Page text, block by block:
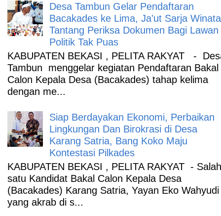
Desa Tambun Gelar Pendaftaran
Bacakades ke Lima, Ja'ut Sarja Winata
Tantang Periksa Dokumen Bagi Lawan
Politik Tak Puas
KABUPATEN BEKASI , PELITA RAKYAT -
Tambun menggelar kegiatan Pendaftaran Bakal
Calon Kepala Desa (Bacakades) tahap kelima
dengan me...
Siap Berdayakan Ekonomi, Perbaikan
Lingkungan Dan Birokrasi di Desa
Karang Satria, Bang Koko Maju
Kontestasi Pilkades
KABUPATEN BEKASI , PELITA RAKYAT - Salah
satu Kandidat Bakal Calon Kepala Desa
(Bacakades) Karang Satria, Yayan Eko Wahyudi
yang akrab di s...